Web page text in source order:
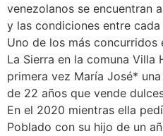
venezolanos se encuentran
y las condiciones entre
Uno de los más
La Sierra en la comuna Villa
primera vez María José*
de 22 años que vende
En el 2020 mientras ella
Poblado con su hijo de un